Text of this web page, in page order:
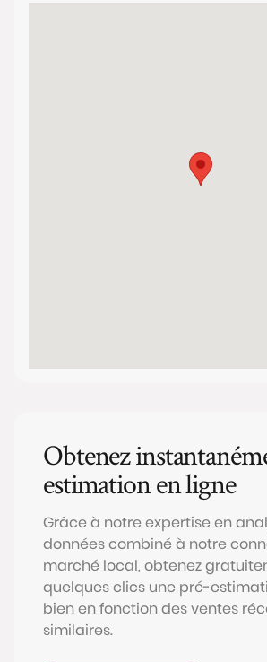
Obtenez
estimation en ligne
Grâce à notre expertise en
données combiné à notre
marché local, obtenez
quelques clics une pré-
bien en fonction des ventes
similaires.